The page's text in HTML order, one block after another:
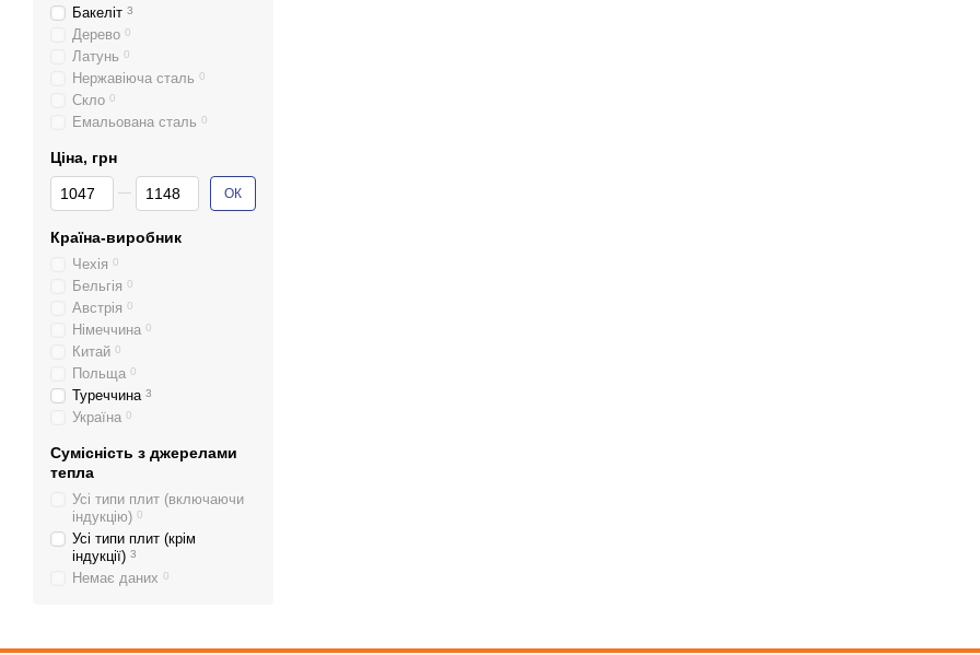
Бакеліт 3
Дерево 0
Латунь 0
Нержавіюча сталь 0
Скло 0
Емальована сталь 0
Ціна, грн
От Ціна, грн
До Ціна, грн ОК
Країна-виробник
Чехія 0
Бельгія 0
Австрія 0
Німеччина 0
Китай 0
Польща 0
Туреччина 3
Україна 0
Сумісність з джерелами
тепла
Усі типи плит (включаючи
індукцію) 0
Усі типи плит (крім
індукції) 3
Немає даних 0